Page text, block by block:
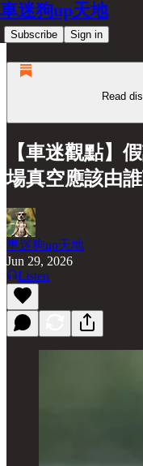
車迷狗up天地
Subscribe Sign in
Read
【車迷觀點】
場真空應該由
車迷狗up天地
Jun 29, 2026
Listen